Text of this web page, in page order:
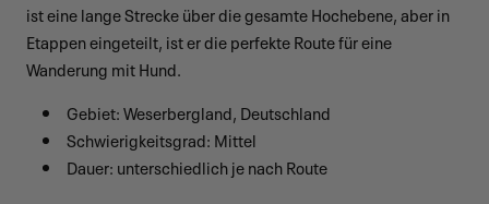
ist eine lange Strecke über die gesamte Hochebene, aber in
Etappen eingeteilt, ist er die perfekte Route für eine
Wanderung mit Hund.
Gebiet: Weserbergland, Deutschland
Schwierigkeitsgrad: Mittel
Dauer: unterschiedlich je nach Route